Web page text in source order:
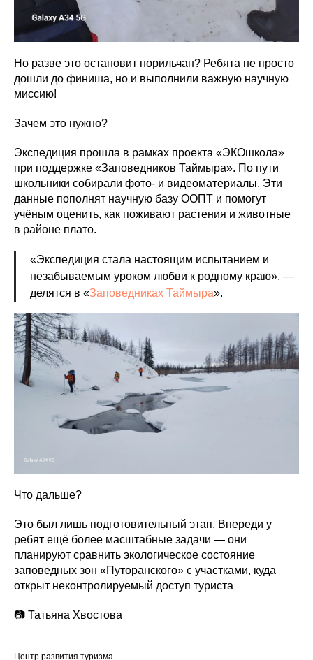
Но разве это остановит норильчан? Ребята не просто
дошли до финиша, но и выполнили важную научную
миссию!
Зачем это нужно?
Экспедиция прошла в рамках проекта «ЭКОшкола»
при поддержке «Заповедников Таймыра». По пути
школьники собирали фото- и видеоматериалы. Эти
данные пополнят научную базу ООПТ и помогут
учёным оценить, как поживают растения и животные
в районе плато.
«Экспедиция стала настоящим испытанием и
незабываемым уроком любви к родному краю», —
делятся в «Заповедниках Таймыра».
Что дальше?
Это был лишь подготовительный этап. Впереди у
ребят ещё более масштабные задачи — они
планируют сравнить экологическое состояние
заповедных зон «Путоранского» с участками, куда
открыт неконтролируемый доступ туриста
📷 Татьяна Хвостова
Центр развития туризма